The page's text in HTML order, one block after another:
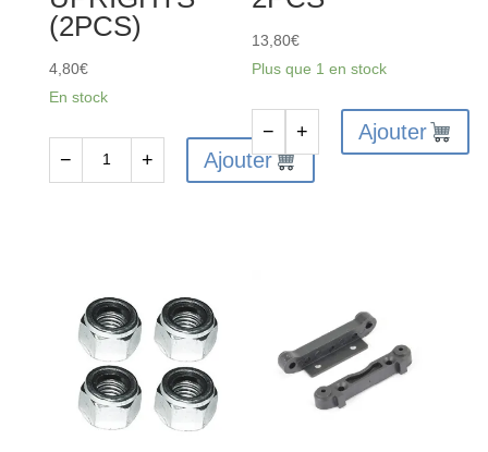
(2PCS)
4,80€
En stock
VANTAGE
CARNAGE
OUTLAW
− + Ajouter
13,80€
Plus que 1 en stock
de
SHOCK
COMPLETE
− + Ajouter